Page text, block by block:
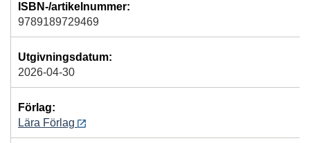
ISBN-/artikelnummer:
9789189729469
Utgivningsdatum:
2026-04-30
Förlag:
Lära Förlag